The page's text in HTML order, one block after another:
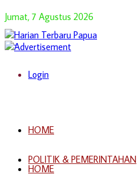
Jumat, 7 Agustus 2026
Login
HOME
POLITIK & PEMERINTAHAN
HOME